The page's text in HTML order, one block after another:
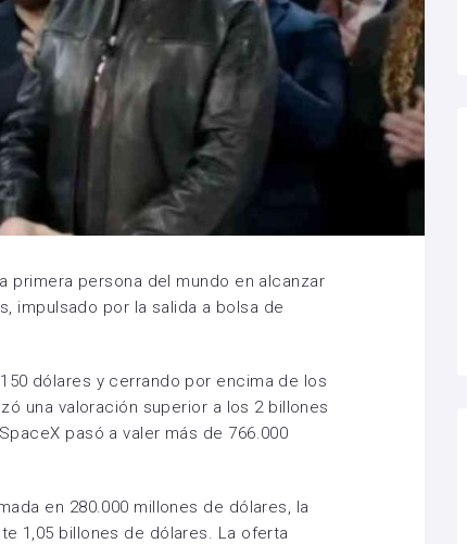
primera persona del mundo en alcanzar
impulsado por la salida a bolsa de
dólares y cerrando por encima de los
una valoración superior a los 2 billones
pasó a valer más de 766.000
en 280.000 millones de dólares, la
1,05 billones de dólares. La oferta